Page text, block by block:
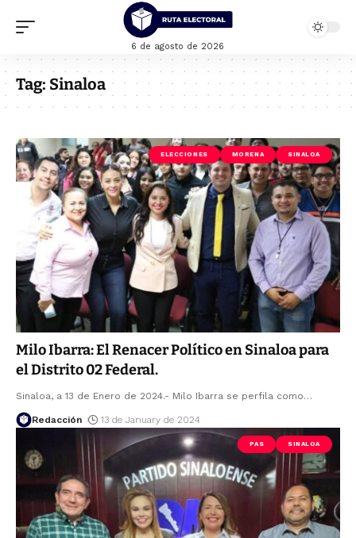
6 de agosto de 2026
Tag: Sinaloa
ELECCIONES MORENA SINALOA
Milo Ibarra: El Renacer Político en Sinaloa para
el Distrito 02 Federal.
Sinaloa, a 13 de Enero de 2024.- Milo Ibarra se perfila como…
Redacción 13 de January de 2024
PAS SINALOA